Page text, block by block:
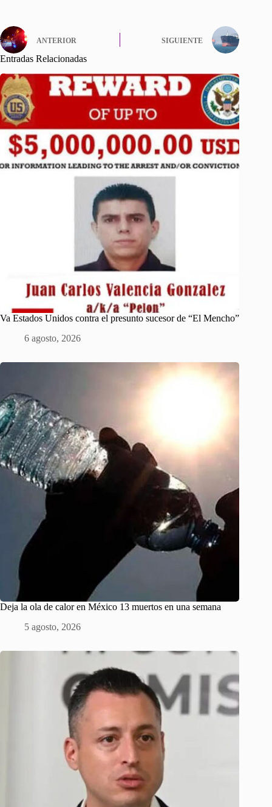
ANTERIOR SIGUIENTE
Entradas Relacionadas
Va Estados Unidos contra el presunto sucesor de “El Mencho”
6 agosto, 2026
Deja la ola de calor en México 13 muertos en una semana
5 agosto, 2026